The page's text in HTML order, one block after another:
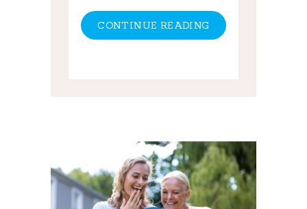
CONTINUE READING